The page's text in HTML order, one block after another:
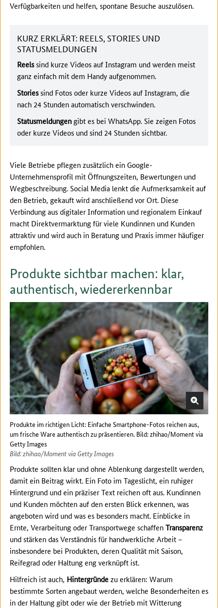
Verfügbarkeiten und helfen, spontane Besuche auszulösen.
KURZ ERKLÄRT: REELS, STORIES UND
STATUSMELDUNGEN
Reelssind kurze Videos auf Instagram und werden meist
ganz einfach mit dem Handy aufgenommen.
Storiessind Fotos oder kurze Videos auf Instagram, die
nach 24 Stunden automatisch verschwinden.
Statusmeldungengibt es bei WhatsApp. Sie zeigen Fotos
oder kurze Videos und sind 24 Stunden sichtbar.
Viele Betriebe pflegen zusätzlich ein Google-
Unternehmensprofil mit Öffnungszeiten, Bewertungen und
Wegbeschreibung. Social Media lenkt die Aufmerksamkeit auf
den Betrieb, gekauft wird anschließend vor Ort. Diese
Verbindung aus digitaler Information und regionalem Einkauf
macht Direktvermarktung für viele Kundinnen und Kunden
attraktiv und wird auch in Beratung und Praxis immer häufiger
empfohlen.
Produkte sichtbar machen: klar,
authentisch, wiedererkennbar
Produkte im richtigen Licht: Einfache Smartphone-Fotos reichen aus,
um frische Ware authentisch zu präsentieren. Bild: zhihao/Moment via
Getty Images
Bild: zhihao/Moment via Getty Images
Produkte sollten klar und ohne Ablenkung dargestellt werden,
damit ein Beitrag wirkt. Ein Foto im Tageslicht, ein ruhiger
Hintergrund und ein präziser Text reichen oft aus. Kundinnen
und Kunden möchten auf den ersten Blick erkennen, was
angeboten wird und was es besonders macht. Einblicke in
Ernte, Verarbeitung oder Transportwege schaffenTransparenz
und stärken das Verständnis für handwerkliche Arbeit –
insbesondere bei Produkten, deren Qualität mit Saison,
Reifegrad oder Haltung eng verknüpft ist.
Hilfreich ist auch, Hintergründezu erklären: Warum
bestimmte Sorten angebaut werden, welche Besonderheiten es
in der Haltung gibt oder wie der Betrieb mit Witterung